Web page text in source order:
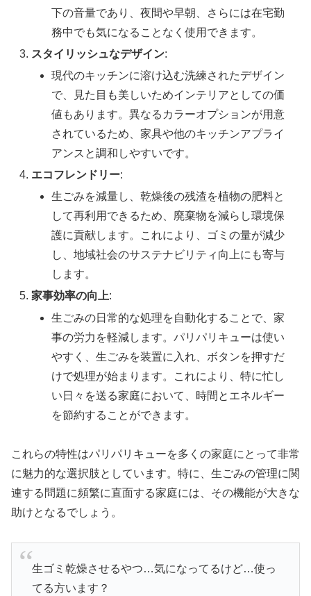
下の音量であり、夜間や早朝、さらには在宅勤
務中でも気になることなく使用できます。
スタイリッシュなデザイン:
現代のキッチンに溶け込む洗練されたデザイン
で、見た目も美しいためインテリアとしての価
値もあります。異なるカラーオプションが用意
されているため、家具や他のキッチンアプライ
アンスと調和しやすいです。
エコフレンドリー:
生ごみを減量し、乾燥後の残渣を植物の肥料と
して再利用できるため、廃棄物を減らし環境保
護に貢献します。これにより、ゴミの量が減少
し、地域社会のサステナビリティ向上にも寄与
します。
家事効率の向上:
生ごみの日常的な処理を自動化することで、家
事の労力を軽減します。パリパリキューは使い
やすく、生ごみを装置に入れ、ボタンを押すだ
けで処理が始まります。これにより、特に忙し
い日々を送る家庭において、時間とエネルギー
を節約することができます。
これらの特性はパリパリキューを多くの家庭にとって非常
に魅力的な選択肢としています。特に、生ごみの管理に関
連する問題に頻繁に直面する家庭には、その機能が大きな
助けとなるでしょう。
生ゴミ乾燥させるやつ…気になってるけど…使っ
てる方います？